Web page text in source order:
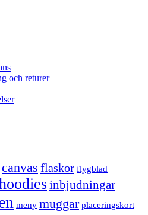
och returer
canvas flaskor flygblad
inbjudningar
meny muggar placeringskort